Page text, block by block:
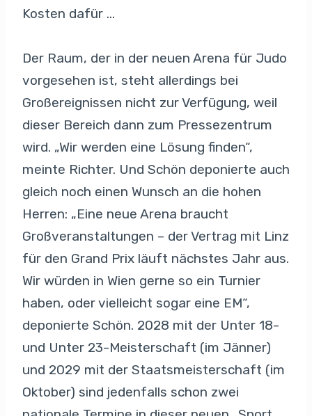
Kosten dafür …
Der Raum, der in der neuen Arena für Judo
vorgesehen ist, steht allerdings bei
Großereignissen nicht zur Verfügung, weil
dieser Bereich dann zum Pressezentrum
wird. „Wir werden eine Lösung finden“,
meinte Richter. Und Schön deponierte auch
gleich noch einen Wunsch an die hohen
Herren: „Eine neue Arena braucht
Großveranstaltungen – der Vertrag mit Linz
für den Grand Prix läuft nächstes Jahr aus.
Wir würden in Wien gerne so ein Turnier
haben, oder vielleicht sogar eine EM“,
deponierte Schön. 2028 mit der Unter 18-
und Unter 23-Meisterschaft (im Jänner)
und 2029 mit der Staatsmeisterschaft (im
Oktober) sind jedenfalls schon zwei